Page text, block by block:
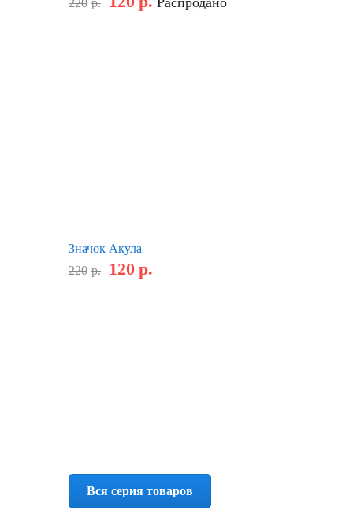
220 р.
Значок Акула
220 р. 120 р.
Вся серия товаров